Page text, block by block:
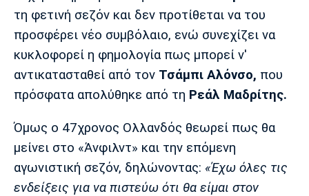
Πολιτισμός
Τραγούδια
Cine Spot
Running
Media
Παρασκήνιο
Πρόγραμμα TV
Ιωνικός Κηφισιά Πανσερραϊκός
Μπαρτσελόνα
Ρεάλ
Μαδρίτης
Ατλέτικο
Μαδρίτης
τη φετινή σεζόν και δεν προτίθεται να του
προσφέρει νέο συμβόλαιο, ενώ συνεχίζει να
κυκλοφορεί η φημολογία πως μπορεί ν'
αντικατασταθεί από τον Τσάμπι Αλόνσο, που
πρόσφατα απολύθηκε από τη Ρεάλ Μαδρίτης.
Όμως ο 47χρονος Ολλανδός θεωρεί πως θα
μείνει στο «Άνφιλντ» και την επόμενη
αγωνιστική σεζόν, δηλώνοντας: «Έχω όλες τις
ενδείξεις για να πιστεύω ότι θα είμαι στον